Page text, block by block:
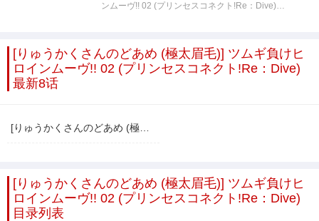
ンムーヴ!! 02 (プリンセスコネクト!Re：Dive)…
[りゅうかくさんのどあめ (極太眉毛)] ツムギ負けヒ
ロインムーヴ!! 02 (プリンセスコネクト!Re：Dive)
最新8话
[りゅうかくさんのどあめ (極太眉毛)] ツムギ負けヒ
ロインムーヴ!! 02 (プリンセスコネクト!Re：Dive)
目录列表